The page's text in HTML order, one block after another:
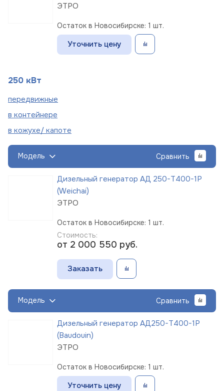
ЭТРО
Остаток в Новосибирске: 1 шт.
Уточнить цену
250 кВт
передвижные
в контейнере
в кожухе/ капоте
Модель Сравнить
Дизельный генератор АД 250-Т400-1Р
(Weichai)
ЭТРО
Остаток в Новосибирске: 1 шт.
Стоимость:
от 2 000 550 руб.
Заказать
Модель Сравнить
Дизельный генератор АД250-Т400-1Р
(Baudouin)
ЭТРО
Остаток в Новосибирске: 1 шт.
Уточнить цену